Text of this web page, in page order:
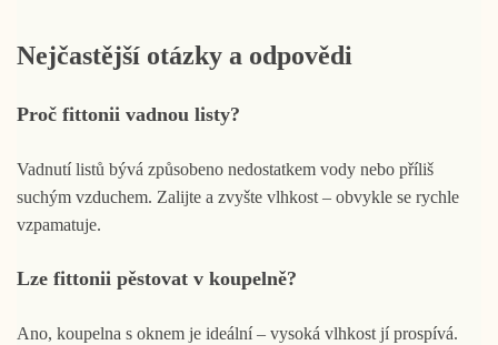
Nejčastější otázky a odpovědi
Proč fittonii vadnou listy?
Vadnutí listů bývá způsobeno nedostatkem vody nebo příliš
suchým vzduchem. Zalijte a zvyšte vlhkost – obvykle se rychle
vzpamatuje.
Lze fittonii pěstovat v koupelně?
Ano, koupelna s oknem je ideální – vysoká vlhkost jí prospívá.